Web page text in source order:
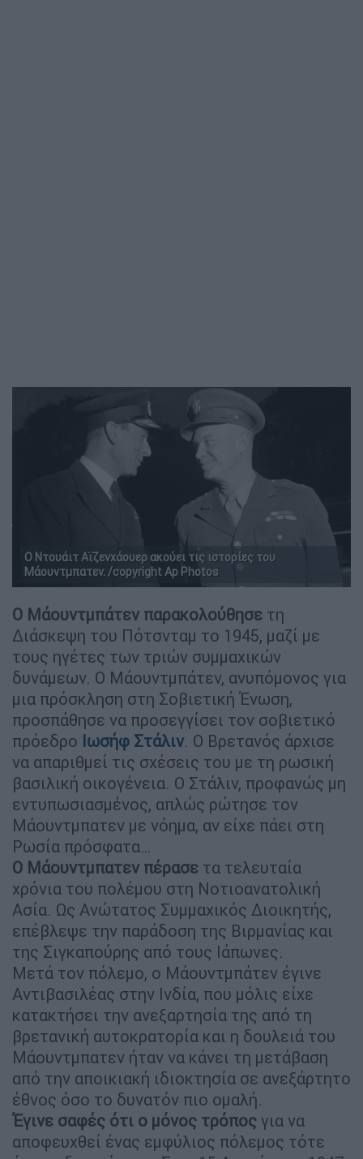
Ο Ντουάιτ Αϊζενχάουερ ακούει τις ιστορίες του
Μάουντμπατεν. /copyright Ap Photos
Ο Μάουντμπάτεν παρακολούθησε τη
Διάσκεψη του Πότσνταμ το 1945, μαζί με
τους ηγέτες των τριών συμμαχικών
δυνάμεων. Ο Μάουντμπάτεν, ανυπόμονος για
μια πρόσκληση στη Σοβιετική Ένωση,
προσπάθησε να προσεγγίσει τον σοβιετικό
πρόεδρο Ιωσήφ Στάλιν. Ο Βρετανός άρχισε
να απαριθμεί τις σχέσεις του με τη ρωσική
βασιλική οικογένεια. Ο Στάλιν, προφανώς μη
εντυπωσιασμένος, απλώς ρώτησε τον
Μάουντμπατεν με νόημα, αν είχε πάει στη
Ρωσία πρόσφατα…
Ο Μάουντμπατεν πέρασε τα τελευταία
χρόνια του πολέμου στη Νοτιοανατολική
Ασία. Ως Ανώτατος Συμμαχικός Διοικητής,
επέβλεψε την παράδοση της Βιρμανίας και
της Σιγκαπούρης από τους Ιάπωνες.
Μετά τον πόλεμο, ο Μάουντμπάτεν έγινε
Αντιβασιλέας στην Ινδία, που μόλις είχε
κατακτήσει την ανεξαρτησία της από τη
βρετανική αυτοκρατορία και η δουλειά του
Μάουντμπατεν ήταν να κάνει τη μετάβαση
από την αποικιακή ιδιοκτησία σε ανεξάρτητο
έθνος όσο το δυνατόν πιο ομαλή.
Έγινε σαφές ότι ο μόνος τρόπος για να
αποφευχθεί ένας εμφύλιος πόλεμος τότε